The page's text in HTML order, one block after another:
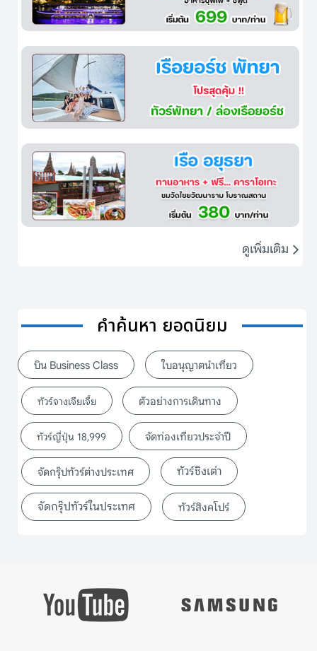
ดูเพิ่มเติม
คำค้นหา ยอดนิยม
บิน Business Class ใบอนุญาตนำเที่ยว
ทัวร์จางเจียเจี้ย ตัวอย่างการเดินทาง
ทัวร์ญี่ปุ่น 18,999 จัดท่องเที่ยวประจำปี
จัดกรุ๊ปทัวร์ต่างประเทศ ทัวร์ชิงเต่า
จัดกรุ๊ปทัวร์ในประเทศ ทัวร์สิงคโปร์